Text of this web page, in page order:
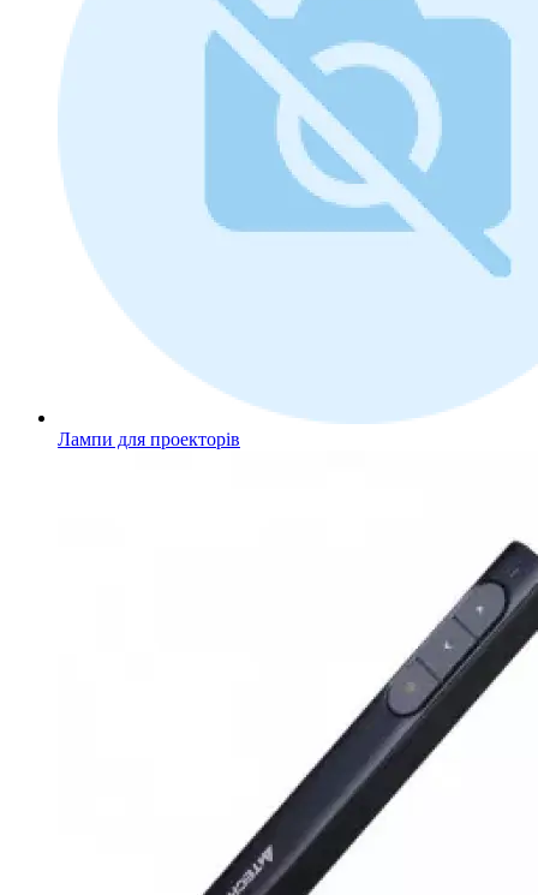
Лампи для проекторів